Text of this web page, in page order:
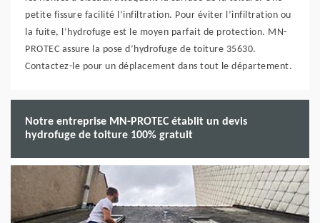
petite fissure facilité l’infiltration. Pour éviter l’infiltration ou
la fuite, l’hydrofuge est le moyen parfait de protection. MN-
PROTEC assure la pose d’hydrofuge de toiture 35630.
Contactez-le pour un déplacement dans tout le département.
Notre entreprise MN-PROTEC établit un devis
hydrofuge de toiture 100% gratuit